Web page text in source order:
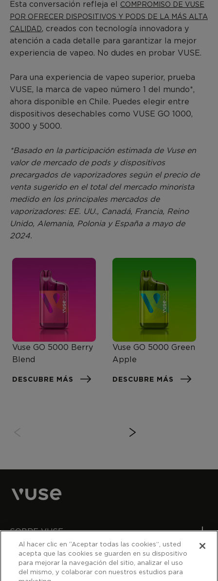
Esta conversación refleja el
COMPROMISO DE VUSE
POR OFRECER DISPOSITIVOS Y PODS DE LA MÁS ALTA
CALIDAD, creados con tecnología innovadora y
atención a cada detalle para garantizar la mejor
experiencia de vapeo. No dudes en probar VUSE.
Para una experiencia de vapeo superior, prueba
VUSE, la marca de vapeo número 1 del mundo*,
ahora disponible en Chile. Puedes elegir entre
dispositivos desechables como VUSE GO 1000,
3000 y 5000.
*Basado en la participación estimada de Vuse en
valor de mercado de pods y dispositivos
precargados de vaporizadores según el precio de
venta sugerido en el total del mercado minorista
medido en los principales mercados de
vaporizadores: EE. UU., Canadá, Francia, Reino
Unido, Alemania, Polonia y España a mayo de
2024.
Vuse GO 5000 Berry
Blend
DESCUBRE MÁS
Vuse GO 5000 Green
Apple
DESCUBRE MÁS
SOBRE VUSE
¿NECESITAS AYUDA?
Al hacer clic en “Aceptar todas las cookies”, usted
acepta que las cookies se guarden en su dispositivo
para mejorar la navegación del sitio, analizar el uso
del mismo, y colaborar con nuestros estudios para